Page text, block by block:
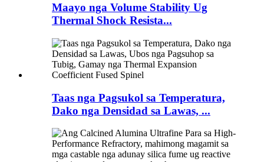
Maayo nga Volume Stability Ug
Thermal Shock Resista...
Taas nga Pagsukol sa Temperatura,
Dako nga Densidad sa Lawas, ...